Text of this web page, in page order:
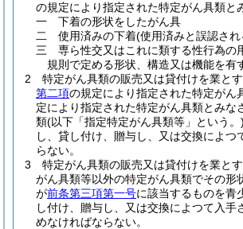
の規定により指定された特定がん具類と
一
下着の形状をしたがん具
二
使用済みの下着(使用済みと誤認さ
三
専ら性交又はこれに類する性行為の
規則で定める形状、構造又は機能を有
2
特定がん具類の販売又は貸付けを業とす
第二項の規定により指定された特定がん
定により指定された特定がん具類とみな
類(以下「指定特定がん具類等」という。)
し、貸し付け、贈与し、又は交換によつ
らない。
3
特定がん具類の販売又は貸付けを業と
がん具類等以外の特定がん具類でその形
が前条第三項第一号に該当するものを青
し付け、贈与し、又は交換によつて入手
めなければならない。